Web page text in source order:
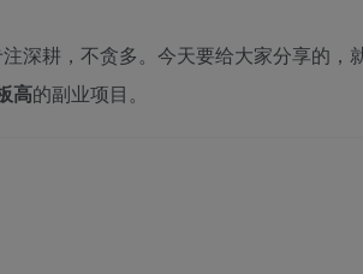
深耕，不贪多。今天要给大家分享的，
高的副业项目。